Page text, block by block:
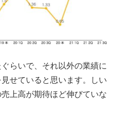
らいで、それ以外の業績に
せていると思います。しい
上高が期待ほど伸びていな